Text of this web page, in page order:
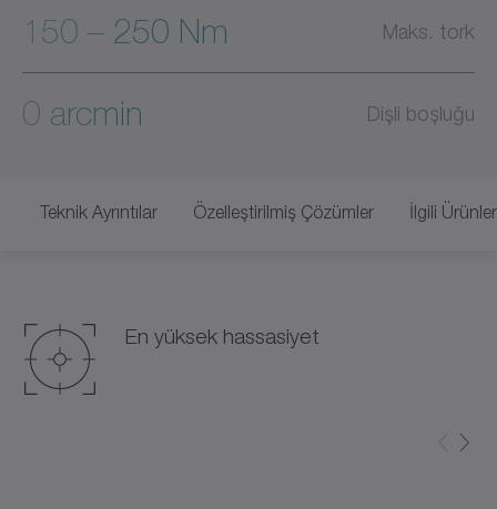
150 – 250 Nm Maks. tork
0 arcmin Dişli boşluğu
Teknik Ayrıntılar Özelleştirilmiş Çözümler İlgili Ürünler
En yüksek hassasiyet